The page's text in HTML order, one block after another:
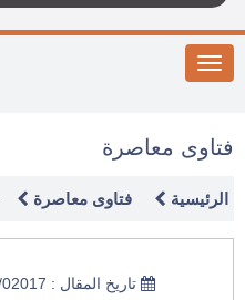
Toggle
navigation
فتاوى معاصرة
الرئيسية فتاوى معاصرة
تاريخ المقال : 07/01/02017